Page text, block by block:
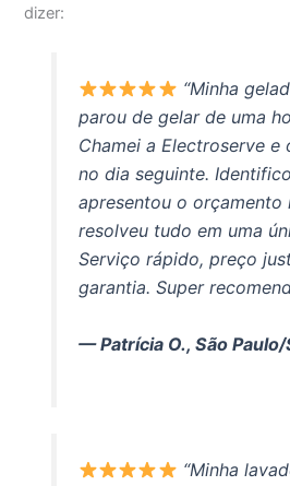
dizer:
“Minha
parou de gelar de uma
Chamei a Electroserve e
no dia seguinte.
apresentou o orçamento
resolveu tudo em uma
Serviço rápido, preço
garantia. Super
— Patrícia O., São Paulo/
“Minha